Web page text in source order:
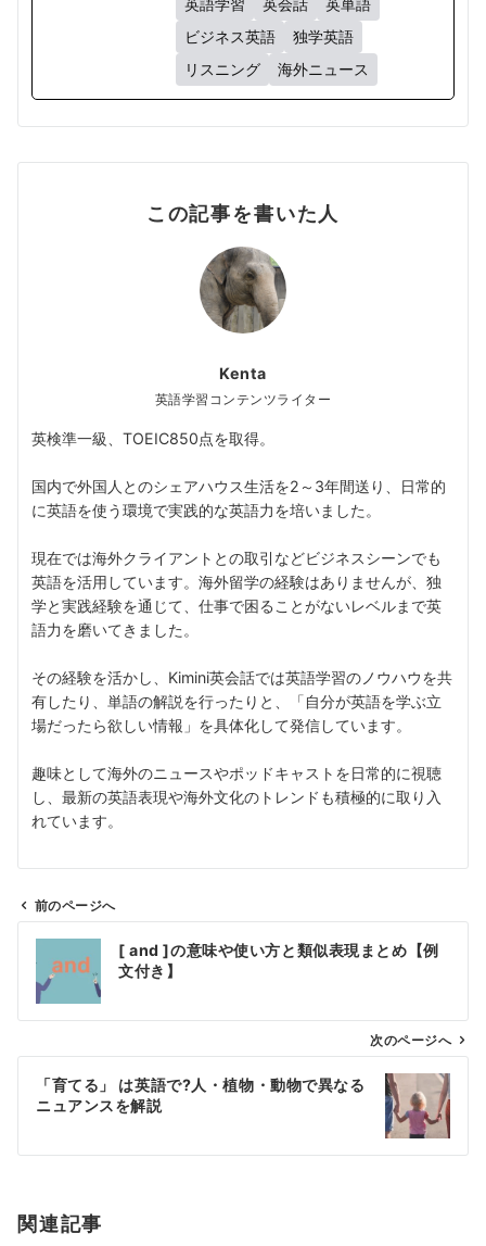
ビジネス英語
独学英語
リスニング
海外ニュース
この記事を書いた人
Kenta
英語学習コンテンツライター
英検準一級、TOEIC850点を取得。
国内で外国人とのシェアハウス生活を2～3年間送り、日常的
に英語を使う環境で実践的な英語力を培いました。
現在では海外クライアントとの取引などビジネスシーンでも
英語を活用しています。海外留学の経験はありませんが、独
学と実践経験を通じて、仕事で困ることがないレベルまで英
語力を磨いてきました。
その経験を活かし、Kimini英会話では英語学習のノウハウを共
有したり、単語の解説を行ったりと、「自分が英語を学ぶ立
場だったら欲しい情報」を具体化して発信しています。
趣味として海外のニュースやポッドキャストを日常的に視聴
し、最新の英語表現や海外文化のトレンドも積極的に取り入
れています。
ン
前のページへ
[ and ]の意味や使い方と類似表現まとめ【例
文付き】
次のページへ
「育てる」 は英語で?人・植物・動物で異なる
ニュアンスを解説
関連記事